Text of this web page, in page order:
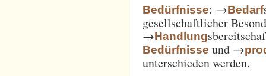
Bedürfnisse: →Bedarf
gesellschaftlicher
→Handlung
Bedürfnisse und →
unterschieden werden.